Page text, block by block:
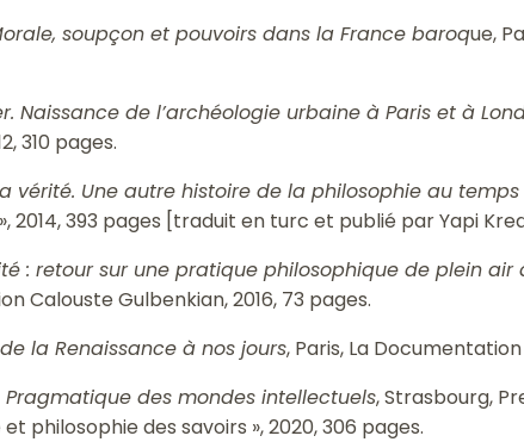
soupçon et pouvoirs dans la France baroque,
Naissance de l’archéologie urbaine à Paris et à
310 pages.
vérité. Une autre histoire de la philosophie au temps
2014, 393 pages [traduit en turc et publié par Yapi
: retour sur une pratique philosophique de plein air
Calouste Gulbenkian, 2016, 73 pages.
la Renaissance à nos jours, Paris, La
Pragmatique des mondes intellectuels, Strasbourg,
philosophie des savoirs », 2020, 306 pages.